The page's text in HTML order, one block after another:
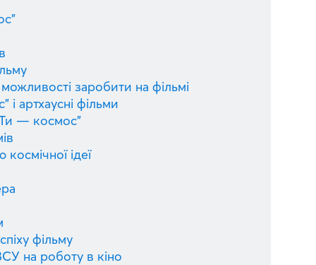
заробити на фільмі
артхаусні фільми
— космос”
ідеї
фільму
на роботу в кіно